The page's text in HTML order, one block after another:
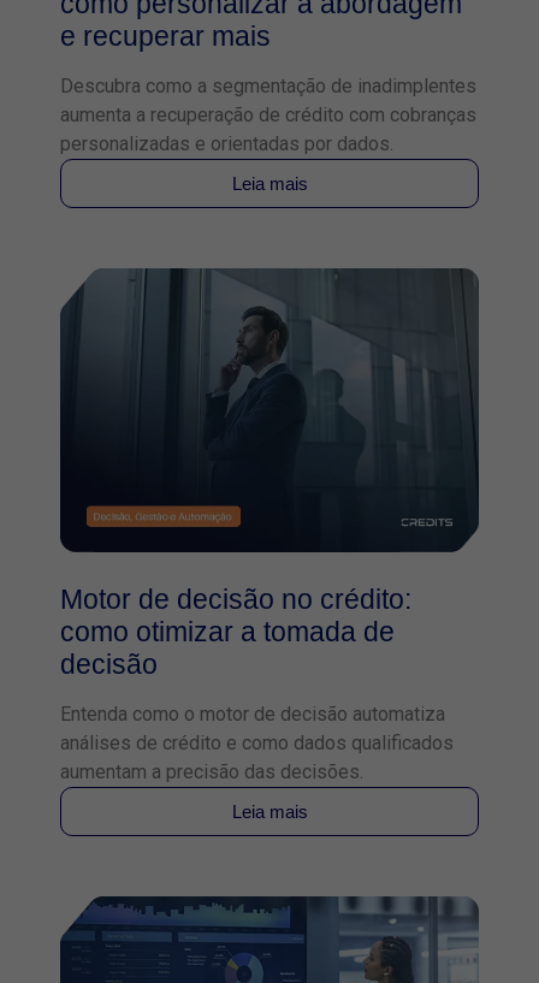
e recuperar mais
Descubra como a segmentação de inadimplentes
aumenta a recuperação de crédito com cobranças
personalizadas e orientadas por dados.
Leia mais
Motor de decisão no crédito:
como otimizar a tomada de
decisão
Entenda como o motor de decisão automatiza
análises de crédito e como dados qualificados
aumentam a precisão das decisões.
Leia mais